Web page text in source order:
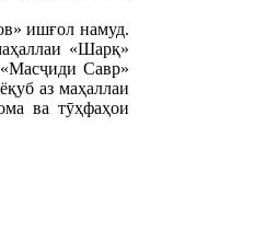
ишғол намуд.
«Шарқ»
Савр»
аз маҳаллаи
ва тӯҳфаҳои